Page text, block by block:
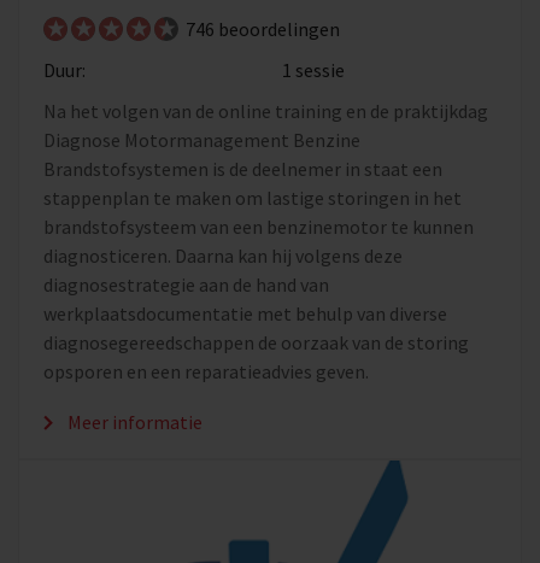
746 beoordelingen
Duur:
1 sessie
Na het volgen van de online training en de praktijkdag
Diagnose Motormanagement Benzine
Brandstofsystemen is de deelnemer in staat een
stappenplan te maken om lastige storingen in het
brandstofsysteem van een benzinemotor te kunnen
diagnosticeren. Daarna kan hij volgens deze
diagnosestrategie aan de hand van
werkplaatsdocumentatie met behulp van diverse
diagnosegereedschappen de oorzaak van de storing
opsporen en een reparatieadvies geven.
Meer informatie